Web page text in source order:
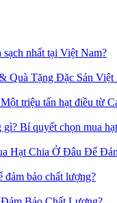
nhất tại Việt Nam?
Quà Tặng Đặc Sản
triệu tấn hạt điều từ
Bí quyết chọn mua
Hạt Chia Ở Đâu Để
đảm bảo chất lượng?